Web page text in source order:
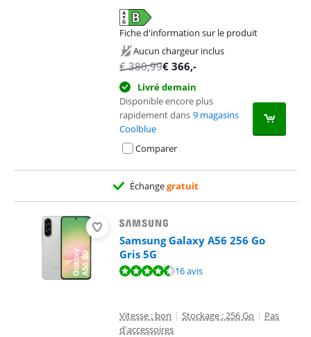
Fiche d'information sur le produit
s'ouvre dans un nouvel ongletAucun chargeur inclus
€380,99€ 366,-
Livré demain
Disponible encore plus
rapidement dans 9 magasins
Coolblue
Comparer
Échangegratuit
Samsung Galaxy A56 256 Go
Gris 5G
La note est de 9,0 sur 10, basée sur 16 avis.16 avis
Vitesse : bon | Stockage : 256 Go | Pas
d'accessoires